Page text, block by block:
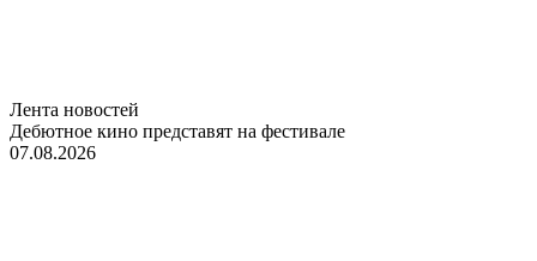
Лента новостей
Дебютное кино представят на фестивале
07.08.2026